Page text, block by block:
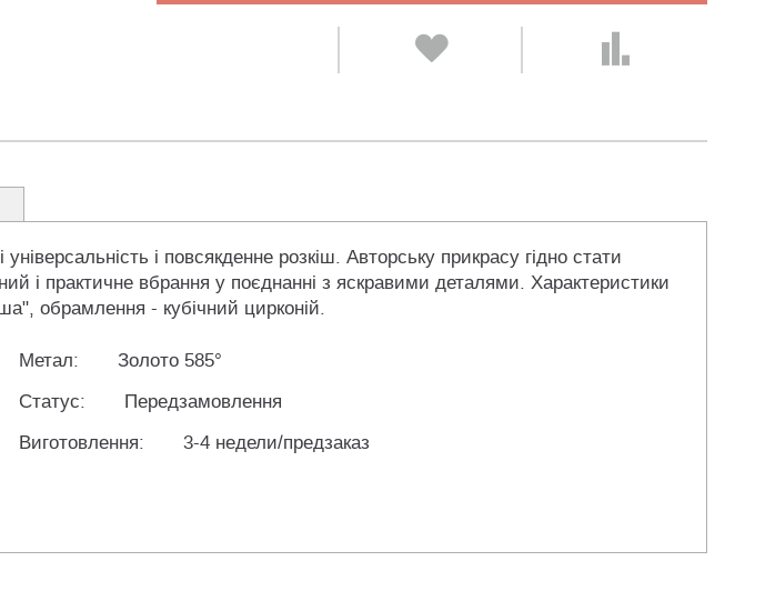
і повсякденне розкіш. Авторську прикрасу гідно стати
і практичне вбрання у поєднанні з яскравими деталями. Характеристики
обрамлення - кубічний цирконій.
Метал:
Золото 585°
Статус:
Передзамовлення
Виготовлення:
3-4 недели/предзаказ